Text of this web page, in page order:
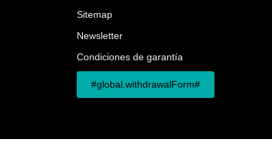
Sitemap
Newsletter
Condiciones de garantía
#global.withdrawalForm#